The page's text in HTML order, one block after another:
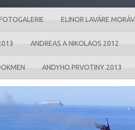
ELINOR LAVÁRE
ANDREAS A NIKOLAOS 2012
ANDYHO PRVOTINY 2013